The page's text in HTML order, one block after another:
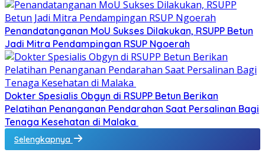
Penandatanganan MoU Sukses Dilakukan, RSUPP Betun
Jadi Mitra Pendampingan RSUP Ngoerah
Dokter Spesialis Obgyn di RSUPP Betun Berikan
Pelatihan Penanganan Pendarahan Saat Persalinan Bagi
Tenaga Kesehatan di Malaka
Selengkapnya